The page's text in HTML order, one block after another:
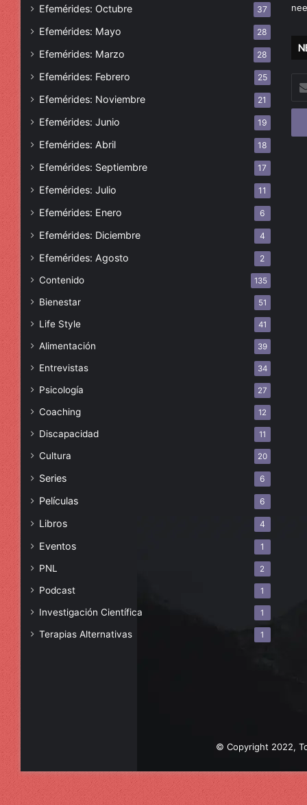
Efemérides: Octubre 37
Efemérides: Mayo 28
Efemérides: Marzo 28
Efemérides: Febrero 25
Efemérides: Noviembre 21
Efemérides: Junio 19
Efemérides: Abril 18
Efemérides: Septiembre 17
Efemérides: Julio 11
Efemérides: Enero 6
Efemérides: Diciembre 4
Efemérides: Agosto 2
Contenido 135
Bienestar 51
Life Style 41
Alimentación 39
Entrevistas 34
Psicología 27
Coaching 12
Discapacidad 11
Cultura 20
Series 6
Películas 6
Libros 4
Eventos 1
PNL 2
Podcast 1
Investigación Científica 1
Terapias Alternativas 1
© Copyright 2022,